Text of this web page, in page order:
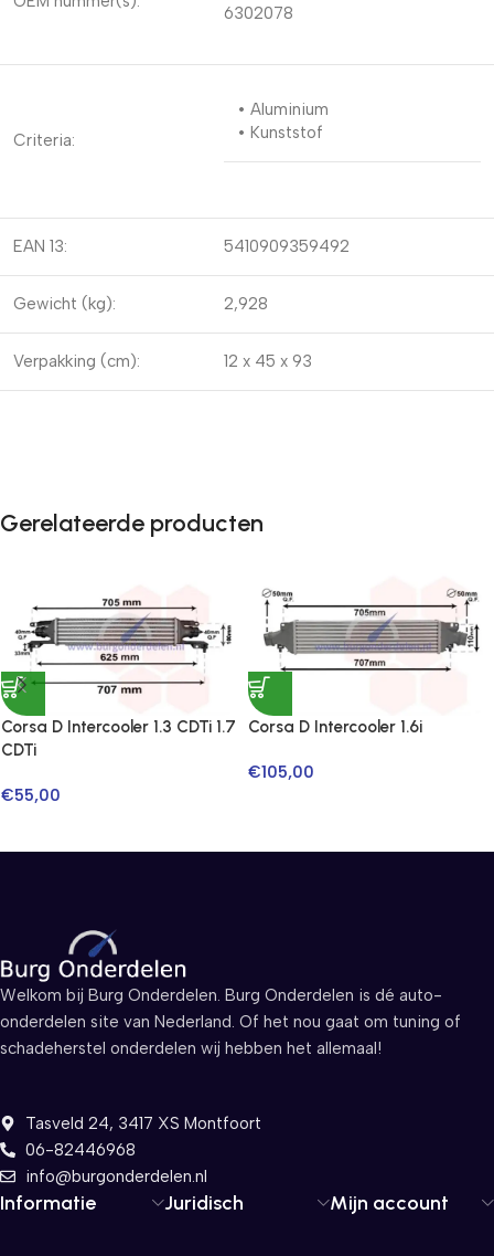
6302078
Criteria:
• Aluminium
• Kunststof
EAN 13: 5410909359492
Gewicht (kg): 2,928
Verpakking (cm): 12 x 45 x 93
Gerelateerde producten
Corsa D Intercooler 1.3 CDTi 1.7
CDTi
€55,00
Corsa D Intercooler 1.6i
€105,00
Informatie Juridisch Mijn account
Welkom bij Burg Onderdelen. Burg Onderdelen is dé auto-
onderdelen site van Nederland. Of het nou gaat om tuning of
schadeherstel onderdelen wij hebben het allemaal!
Tasveld 24, 3417 XS Montfoort
06-82446968
info@burgonderdelen.nl